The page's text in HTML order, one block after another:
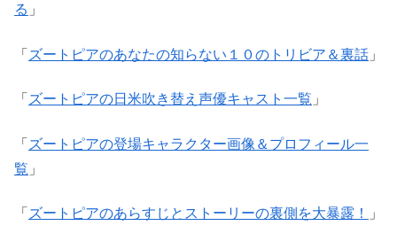
る 」
「 ズートピアのあなたの知らない１０のトリビア＆裏話 」
「 ズートピアの日米吹き替え声優キャスト一覧 」
「 ズートピアの登場キャラクター画像＆プロフィール一
覧 」
「 ズートピアのあらすじとストーリーの裏側を大暴露！ 」